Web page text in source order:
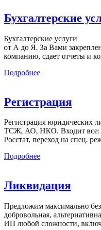
Бухгалтерские
Бухгалтерские услуги
от А до Я. За Вами
компанию, сдает отчеты и
Подробнее
Регистрация
Регистрация
ТСЖ, АО, НКО. Входит все:
Росстат, переход на спец.
Подробнее
Ликвидация
Предложим максимально
добровольная,
ИП любой сложности,